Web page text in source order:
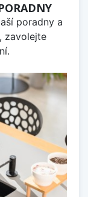
poradny a
zavolejte